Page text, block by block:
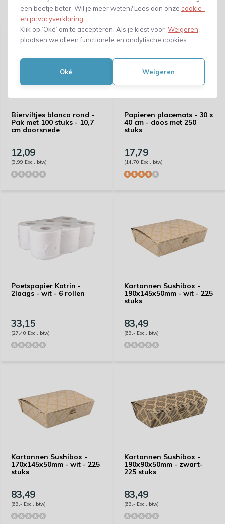
een beetje beter. Wil je meer weten? Lees dan onze cookie-
en privacyverklaring
Klik op ‘Oké’ om te accepteren. Als je kiest voor ‘Weigeren’,
plaatsen we alleen functionele en analytische cookies.
Oké Weigeren
Gerelateerde producten
Bierviltjes blanco rond -
Pak met 100 stuks - 10,7
cm doorsnede
12,09
(9,99 Excl. btw)
Papieren placemats - 30 x
40 cm - doos met 250
stuks
17,79
(14,70 Excl. btw)
Poetspapier Katrin -
2laags - wit - 6 rollen
33,15
(27,40 Excl. btw)
Kartonnen Sushibox -
190x145x50mm - wit - 225
stuks
83,49
(69,- Excl. btw)
Kartonnen Sushibox -
170x145x50mm - wit - 225
stuks
83,49
(69,- Excl. btw)
Kartonnen Sushibox -
190x90x50mm - zwart-
225 stuks
83,49
(69,- Excl. btw)